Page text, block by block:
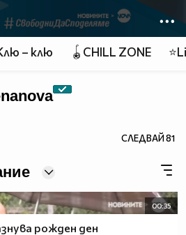
– клю 🪀CHILL ZONE
СЛЕДВАЙ81
00:35
рожден ден